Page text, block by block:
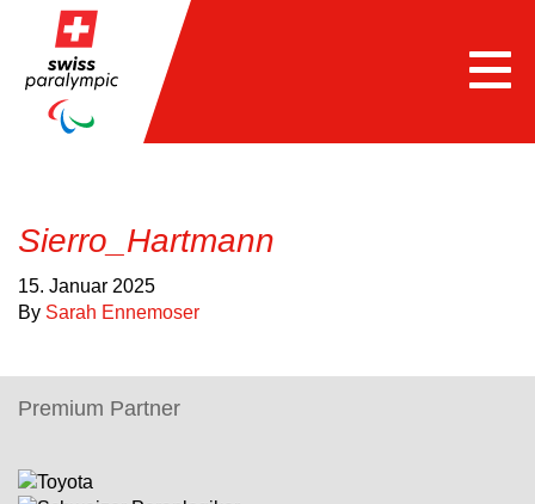
Sierro_Hartmann
15. Januar 2025
By Sarah Ennemoser
Premium Partner